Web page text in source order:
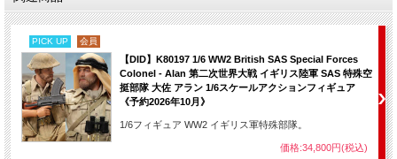
PICK UP 会員
【DID】K80197 1/6 WW2 British SAS Special Forces
Colonel - Alan 第二次世界大戦 イギリス陸軍 SAS 特殊空
挺部隊 大佐 アラン 1/6スケールアクションフィギュア
《予約2026年10月》
1/6フィギュア WW2 イギリス軍特殊部隊。
価格:34,800円(税込)